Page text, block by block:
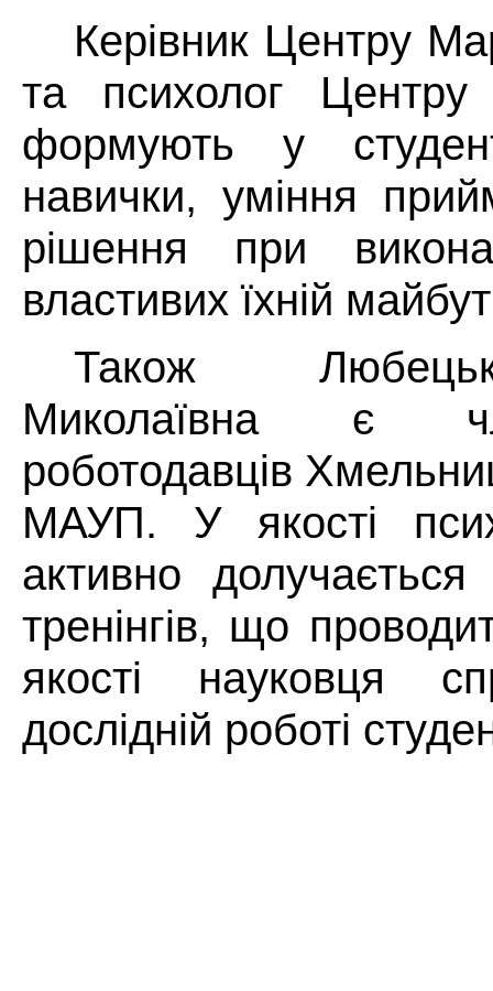
Керівник Центру
та психолог
формують у
навички, уміння
рішення при
властивих їхній
Також
Миколаївна є
роботодавців
МАУП. У якості
активно
тренінгів, що
якості науковця
дослідній роботі